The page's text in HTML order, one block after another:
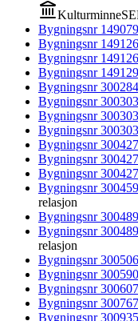
Kulturminne
Bygningsnr
Bygningsnr
Bygningsnr
Bygningsnr
Bygningsnr
Bygningsnr
Bygningsnr
Bygningsnr
Bygningsnr
Bygningsnr
Bygningsnr
Bygningsnr
relasjon
Bygningsnr
Bygningsnr
relasjon
Bygningsnr
Bygningsnr
Bygningsnr
Bygningsnr
Bygningsnr